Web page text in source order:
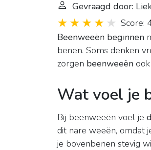
Gevraagd door:
Score:
Beenweeën beginnen
benen. Soms denken
zorgen beenweeën
Wat voel je
Bij beenweeën voel je
dit nare weeën, omdat
je bovenbenen stevig